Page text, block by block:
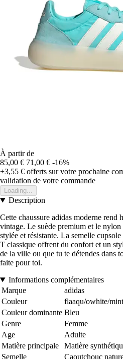
À partir de
85,00 € 71,00 € -16%
+3,55 € offerts sur votre prochaine
validation de votre commande
Loading...
Description
Cette chaussure adidas moderne rend
vintage. Le suède premium et le
stylée et résistante. La semelle
T classique offrent du confort et un
de la ville ou que tu te détendes dans
faite pour toi.
Informations complémentaires
Marque
adidas
Couleur
flaaqu/owhite/
Couleur dominante Bleu
Genre
Femme
Age
Adulte
Matière principale
Matière
Semelle
Caoutchouc